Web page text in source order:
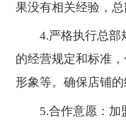
果没有相关经验，总
4.严格执行总部
的经营规定和标准
形象等。确保店铺的
5.合作意愿：加